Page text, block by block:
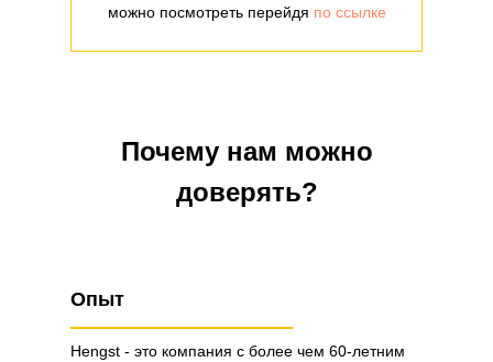
можно посмотреть перейдя по ссылке
Почему нам можно
доверять?
Опыт
Hengst - это компания с более чем 60-летним